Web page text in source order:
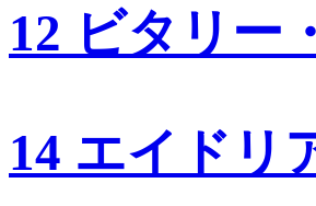
12 ビタリー
14 エイドリ